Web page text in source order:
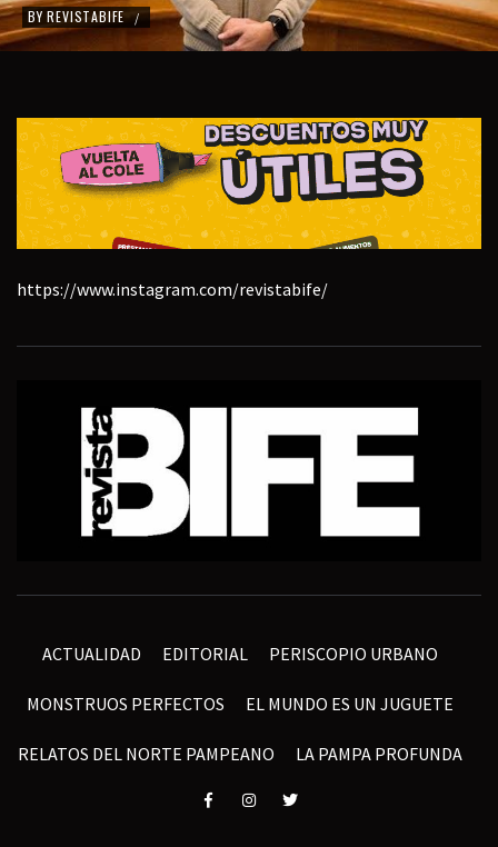
BY REVISTABIFE /
https://www.instagram.com/revistabife/
ACTUALIDAD EDITORIAL PERISCOPIO URBANO
MONSTRUOS PERFECTOS EL MUNDO ES UN JUGUETE
RELATOS DEL NORTE PAMPEANO LA PAMPA PROFUNDA
ElementoElementoElemento